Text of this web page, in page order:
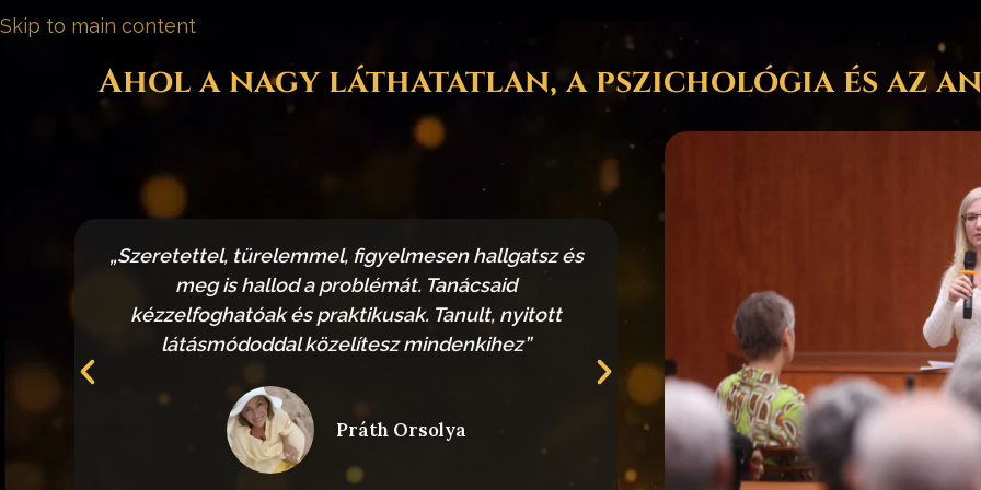
Skip to main content
Ahol a nagy láthatatlan, a pszichológia és az
„Szeretettel, türelemmel, figyelmesen hallgatsz és
meg is hallod a problémát. Tanácsaid
kézzelfoghatóak és praktikusak. Tanult, nyitott
látásmódoddal közelítesz mindenkihez”
Práth Orsolya
„Hannával beszélgetni, vagy tőle
amikor egy új nyelvet sajátítasz
Minden helyzetben mutat neked
más nézőpontot. Mindig
értelmetlennek
Szána-